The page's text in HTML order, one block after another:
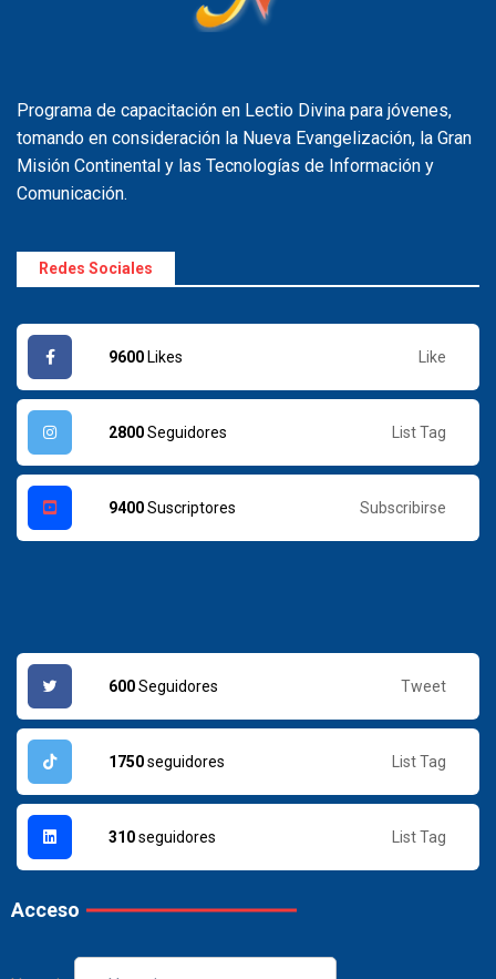
Programa de capacitación en Lectio Divina para jóvenes,
tomando en consideración la Nueva Evangelización, la Gran
Misión Continental y las Tecnologías de Información y
Comunicación.
Redes Sociales
9600 Likes Like
2800Seguidores List Tag
9400Suscriptores Subscribirse
600Seguidores Tweet
1750seguidores List Tag
310seguidores List Tag
Acceso